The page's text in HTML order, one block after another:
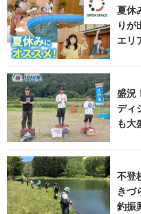
夏休
りが
エリ
盛況
ディ
も大
不登
きづ
釣振